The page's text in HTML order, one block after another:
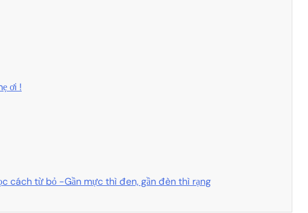
ơi !
cách từ bỏ -Gần mực thì đen, gần đèn thì rạng